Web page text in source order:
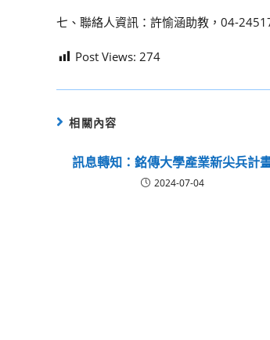
七、聯絡人資訊：許愉涵助教，04-
Post Views: 274
相關內容
訊息轉知：銘傳大學產業新尖兵計
2024-07-04